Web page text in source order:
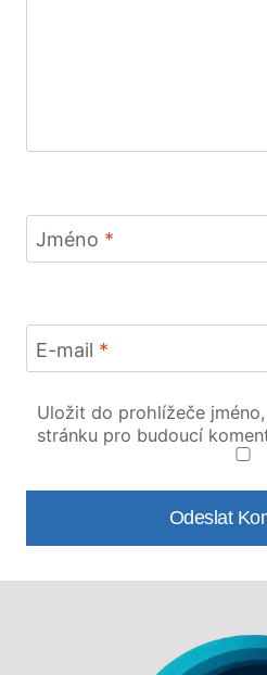
Jméno *
E-mail *
Uložit do prohlížeče
stránku pro budoucí